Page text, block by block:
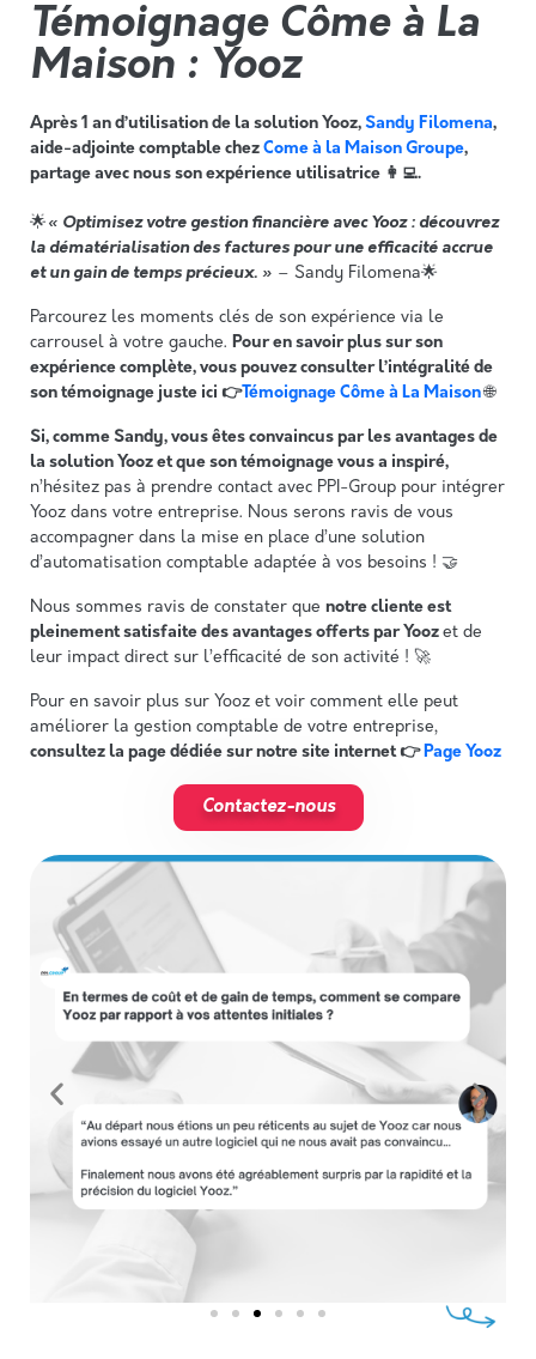
Témoignage Côme à La
Maison : Yooz
Après 1 an d’utilisation de la solution Yooz, Sandy Filomena,
aide-adjointe comptable chez Come à la Maison Groupe,
partage avec nous son expérience utilisatrice 👩‍💻.
🌟 « Optimisez votre gestion financière avec Yooz : découvrez
la dématérialisation des factures pour une efficacité accrue
et un gain de temps précieux. » – Sandy Filomena🌟
Parcourez les moments clés de son expérience via le
carrousel à votre gauche. Pour en savoir plus sur son
expérience complète, vous pouvez consulter l’intégralité de
son témoignage juste ici 👉Témoignage Côme à La Maison🌐
Si, comme Sandy, vous êtes convaincus par les avantages de
la solution Yooz et que son témoignage vous a inspiré,
n’hésitez pas à prendre contact avec PPI-Group pour intégrer
Yooz dans votre entreprise. Nous serons ravis de vous
accompagner dans la mise en place d’une solution
d’automatisation comptable adaptée à vos besoins ! 🤝
Nous sommes ravis de constater que notre cliente est
pleinement satisfaite des avantages offerts par Yooz et de
leur impact direct sur l’efficacité de son activité ! 🚀
Pour en savoir plus sur Yooz et voir comment elle peut
améliorer la gestion comptable de votre entreprise,
consultez la page dédiée sur notre site internet 👉Page Yooz
Contactez-nous